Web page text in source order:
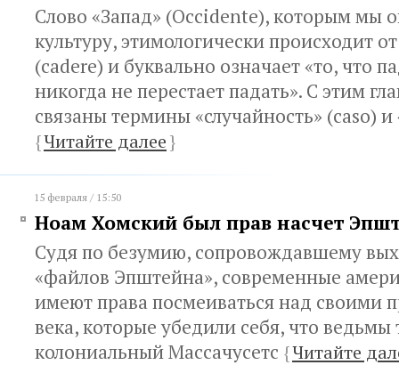
Слово «Запад» (Occidente), которым мы
культуру, этимологически происходит от
(cadere) и буквально означает «то, что
никогда не перестает падать». С этим
связаны термины «случайность» (caso)
{Читайте далее}
15 февраля / 15:50
Ноам Хомский был прав насчет
Cудя по безумию, сопровождавшему
«файлов Эпштейна», современные
имеют права посмеиваться над своими
века, которые убедили себя, что
колониальный Массачусетс {Читайте